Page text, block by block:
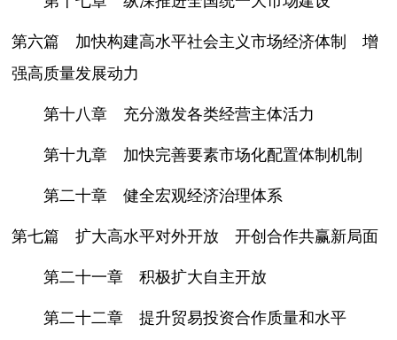
第六篇 加快构建高水平社会主义市场经济体制 增
强高质量发展动力
第十八章 充分激发各类经营主体活力
第十九章 加快完善要素市场化配置体制机制
第二十章 健全宏观经济治理体系
第七篇 扩大高水平对外开放 开创合作共赢新局面
第二十一章 积极扩大自主开放
第二十二章 提升贸易投资合作质量和水平